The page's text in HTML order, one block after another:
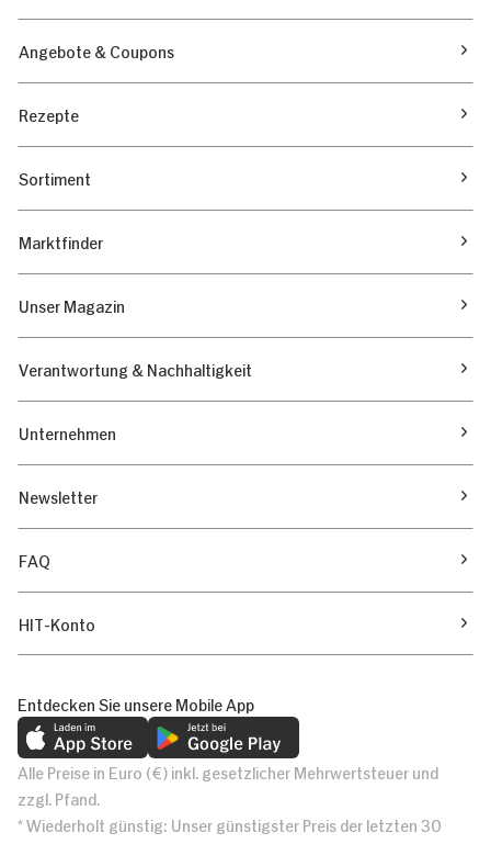
Angebote & Coupons
Rezepte
Sortiment
Marktfinder
Unser Magazin
Verantwortung & Nachhaltigkeit
Unternehmen
Newsletter
FAQ
HIT-Konto
Entdecken Sie unsere Mobile App
Alle Preise in Euro (€) inkl. gesetzlicher Mehrwertsteuer und
zzgl. Pfand.
* Wiederholt günstig: Unser günstigster Preis der letzten 30